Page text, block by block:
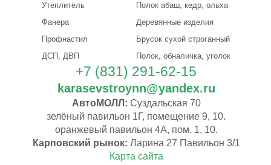
Утеплитель
Фанера
Профнастил
ДСП, ДВП
Полок абаш, кедр, ольха
Деревянные изделия
Брусок сухой строганный
Полок, обналичка, уголок
+7 (831) 291-62-15
karasevstroynn@yandex.ru
АвтоМОЛЛ: Суздальская 70
зелёный павильон 1Г, помещение 9, 10.
оранжевый павильон 4А, пом. 1, 10.
Карповский рынок: Ларина 27 Павильон 3/1
Карта сайта